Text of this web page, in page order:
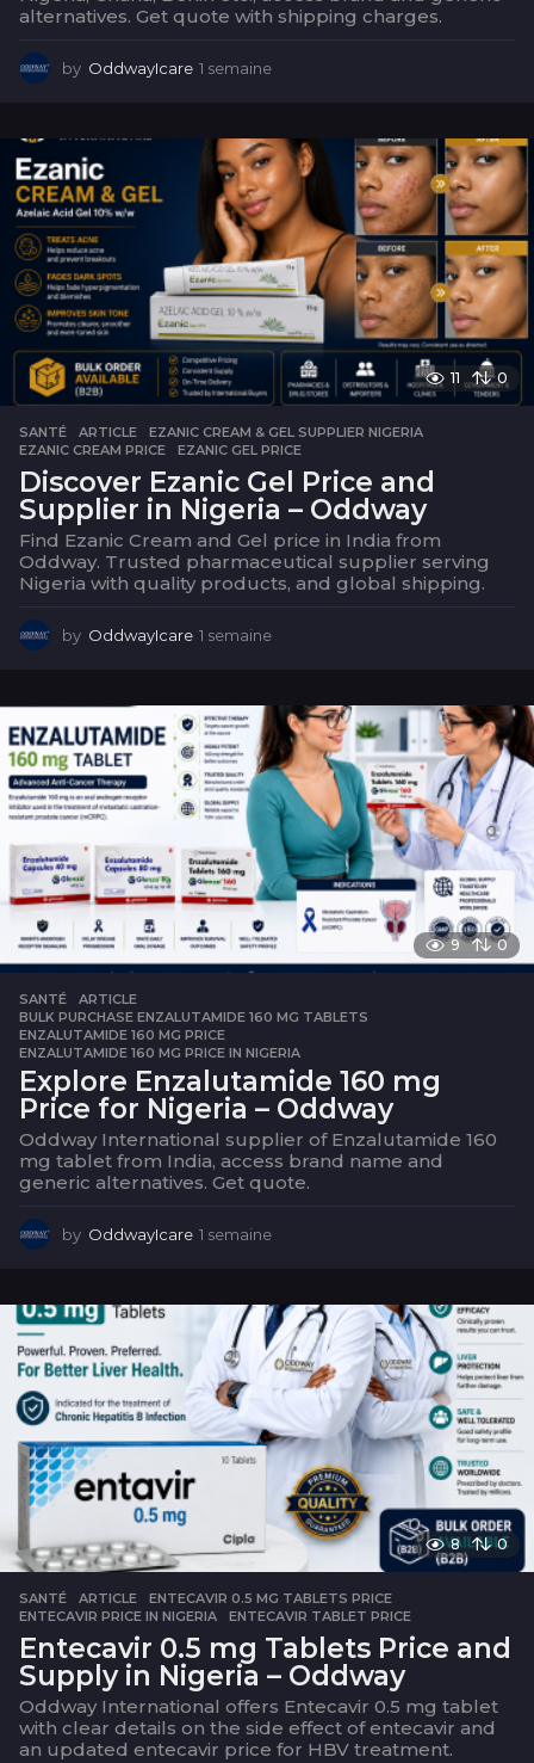
alternatives. Get quote with shipping charges.
by OddwayIcare 1 semaine
m
a
i
n
e
11 0
SANTÉ ARTICLE ,EZANIC CREAM & GEL SUPPLIER NIGERIA
EZANIC CREAM PRICE
,EZANIC GEL PRICE
Discover Ezanic Gel Price and
Supplier in Nigeria – Oddway
Find Ezanic Cream and Gel price in India from
Oddway. Trusted pharmaceutical supplier serving
Nigeria with quality products, and global shipping.
by OddwayIcare 1 semaine
a
i
n
e
9 0
SANTÉ ARTICLE
BULK PURCHASE ENZALUTAMIDE 160 MG TABLETS
ENZALUTAMIDE 160 MG PRICE
ENZALUTAMIDE 160 MG PRICE IN NIGERIA
Explore Enzalutamide 160 mg
Price for Nigeria – Oddway
Oddway International supplier of Enzalutamide 160
mg tablet from India, access brand name and
generic alternatives. Get quote.
by OddwayIcare 1 semaine
m
a
i
n
e
8 0
SANTÉ ARTICLE ,ENTECAVIR 0.5 MG TABLETS PRICE
ENTECAVIR PRICE IN NIGERIA
,ENTECAVIR TABLET PRICE
Entecavir 0.5 mg Tablets Price and
Supply in Nigeria – Oddway
Oddway International offers Entecavir 0.5 mg tablet
with clear details on the side effect of entecavir and
an updated entecavir price for HBV treatment.